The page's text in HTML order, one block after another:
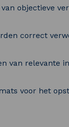
objectieve
correct
van relevante
voor het